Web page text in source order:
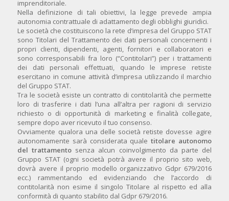
imprenditoriale.
Nella definizione di tali obiettivi, la legge prevede ampia
autonomia contrattuale di adattamento degli obblighi giuridici.
Le società che costituiscono la rete d’impresa del Gruppo STAT
sono Titolari del Trattamento dei dati personali concernenti i
propri clienti, dipendenti, agenti, fornitori e collaboratori e
sono corresponsabili fra loro (“Contitolari”) per i trattamenti
dei dati personali effettuati, quando le imprese retiste
esercitano in comune attività d’impresa utilizzando il marchio
del Gruppo STAT.
Tra le società esiste un contratto di contitolarità che permette
loro di trasferire i dati l’una all’altra per ragioni di servizio
richiesto o di opportunità di marketing e finalità collegate,
sempre dopo aver ricevuto il tuo consenso.
Ovviamente qualora una delle società retiste dovesse agire
autonomamente sarà considerata quale titolare autonomo
del trattamento senza alcun coinvolgimento da parte del
Gruppo STAT (ogni società potrà avere il proprio sito web,
dovrà avere il proprio modello organizzativo Gdpr 679/2016
ecc.) rammentando ed evidenziando che l’accordo di
contitolarità non esime il singolo Titolare al rispetto ed alla
conformità di quanto stabilito dal Gdpr 679/2016.